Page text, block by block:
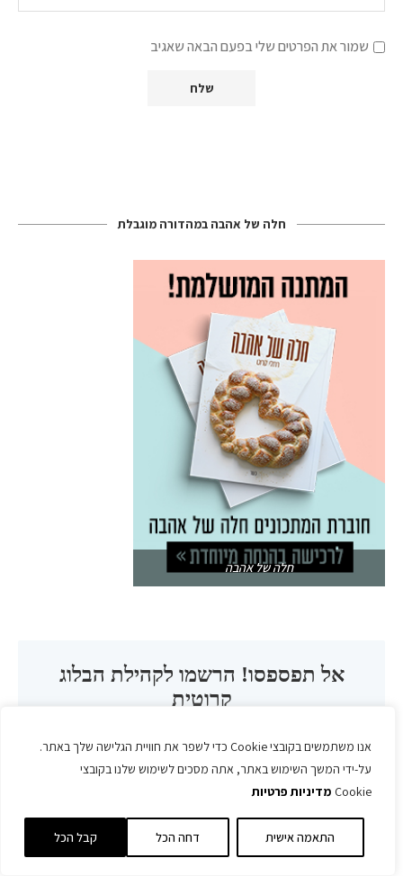
אנו משתמשים בקובצי Cookie כדי לשפר את חוויית הגלישה שלך באתר.
על-ידי המשך השימוש באתר, אתה מסכים לשימוש שלנו בקובצי
Cookie מדיניות פרטיות
התאמה אישית דחה הכל קבל הכל
שמור את הפרטים שלי בפעם הבאה שאגיב
חלה של אהבה במהדורה מוגבלת
חלה של אהבה